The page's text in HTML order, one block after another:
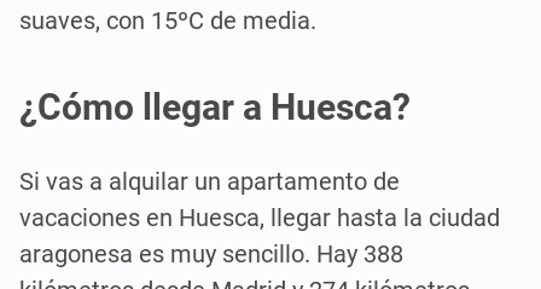
suaves, con 15ºC de media.
¿Cómo llegar a Huesca?
Si vas a alquilar un apartamento de
vacaciones en Huesca, llegar hasta la ciudad
aragonesa es muy sencillo. Hay 388